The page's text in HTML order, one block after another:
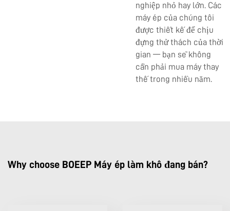
nghiệp nhỏ hay lớn. Các
máy ép của chúng tôi
được thiết kế để chịu
đựng thử thách của thời
gian — bạn sẽ không
cần phải mua máy thay
thế trong nhiều năm.
Why choose BOEEP Máy ép làm khô đang bán?